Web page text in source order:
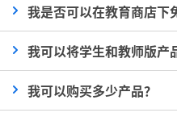
我是否可以在教育商店下
我可以将学生和教师版产
我可以购买多少产品？